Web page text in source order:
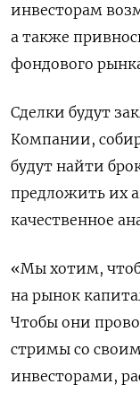
инвесторам
а также
фондового
Сделки будут
Компании,
будут найти
предложить их
качественное
«Мы хотим,
на рынок
Чтобы они
стримы со
инвесторами,